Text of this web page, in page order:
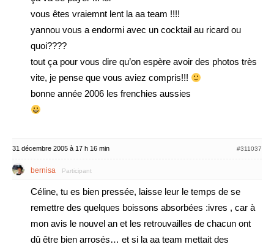
vous êtes vraiemnt lent la aa team !!!!
yannou vous a endormi avec un cocktail au ricard ou
quoi????
tout ça pour vous dire qu’on espère avoir des photos très
vite, je pense que vous aviez compris!!!
bonne année 2006 les frenchies aussies
31 décembre 2005 à 17 h 16 min #311037
bernisa Participant
Céline, tu es bien pressée, laisse leur le temps de se
remettre des quelques boissons absorbées :ivres , car à
mon avis le nouvel an et les retrouvailles de chacun ont
dû être bien arrosés… et si la aa team mettait des